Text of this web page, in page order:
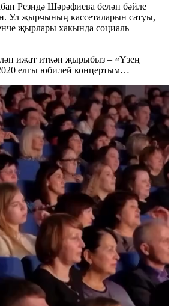
Резидә Шәрәфиева белән бәйле
Ул җырчының кассеталарын сатуы,
җырлары хакында социаль
иҗат иткән җырыбыз – «Үзең
елгы юбилей концертым…